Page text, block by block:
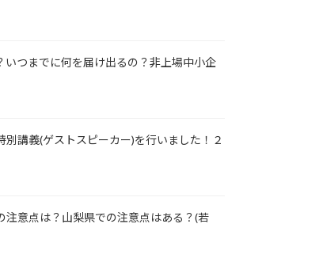
いつまでに何を届け出るの？非上場中小企
講義(ゲストスピーカー)を行いました！２
注意点は？山梨県での注意点はある？(若